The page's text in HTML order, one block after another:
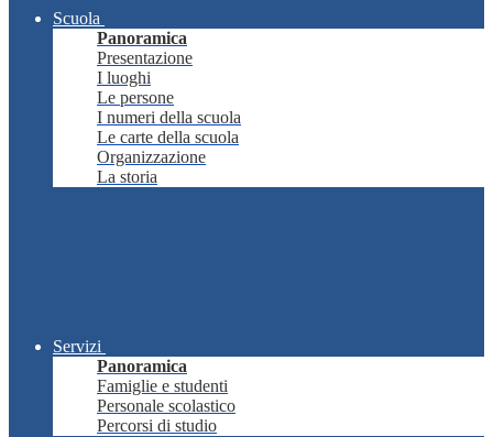
Scuola
Panoramica
Presentazione
I luoghi
Le persone
I numeri della scuola
Le carte della scuola
Organizzazione
La storia
Servizi
Panoramica
Famiglie e studenti
Personale scolastico
Percorsi di studio